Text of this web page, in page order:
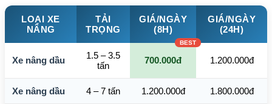
LOẠI XE
NÂNG
TẢI
TRỌNG
GIÁ/NGÀY
(8H)
GIÁ/NGÀY
(24H)
Xe nâng dầu
1.5 – 3.5
tấn
700.000đ 1.200.000đ
Xe nâng dầu 4 – 7 tấn 1.200.000đ 1.800.000đ